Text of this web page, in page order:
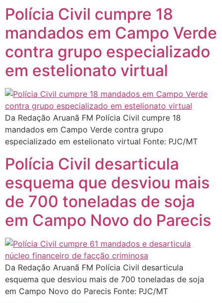
Polícia Civil cumpre 18
mandados em Campo Verde
contra grupo especializado
em estelionato virtual
Da Redação Aruanã FM Polícia Civil cumpre 18
mandados em Campo Verde contra grupo
especializado em estelionato virtual Fonte: PJC/MT
Polícia Civil desarticula
esquema que desviou mais
de 700 toneladas de soja
em Campo Novo do Parecis
Da Redação Aruanã FM Polícia Civil desarticula
esquema que desviou mais de 700 toneladas de soja
em Campo Novo do Parecis Fonte: PJC/MT